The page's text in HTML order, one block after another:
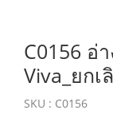
C0156 อ่
Viva_ยก
SKU : C0156